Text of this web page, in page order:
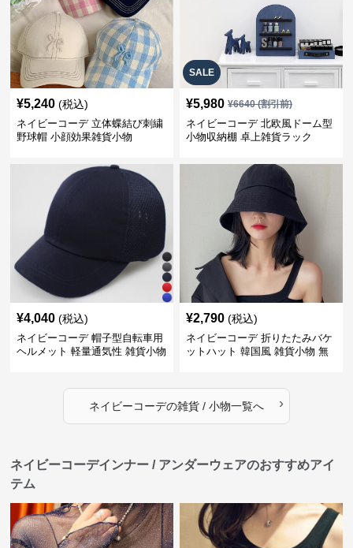
¥5,240 (税込)
ネイビーコーデ 立体蝶結び刺繍
野球帽 小顔効果雑貨小物
SALE
¥5,980 ¥6640(割引前)
ネイビーコーデ 北欧風ドーム型
小物収納棚 卓上雑貨ラック
¥4,040 (税込)
ネイビーコーデ 帽子型自転車用
ヘルメット 軽量通気性 雑貨小物
¥2,790 (税込)
ネイビーコーデ 折りたたみバケ
ットハット 韓国風 雑貨小物 無
ネイビーコーデの雑貨 / 小物一覧へ ›
ネイビーコーデインナー / アンダーウェアのおすすめアイ
テム